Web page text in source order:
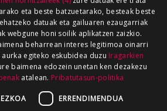
eta beste batzuetarako, besteak beste
datuak eta gailuaren ezaugarriak
webgune honi soilik aplikatzen zaizkio.
beharrean interes legitimoa oinarri
egiteko eskubidea duzu Iragarkien
baimena edozein unetan ken dezakezu
atalean. Pribatutasun-politika
ERRENDIMENDUA